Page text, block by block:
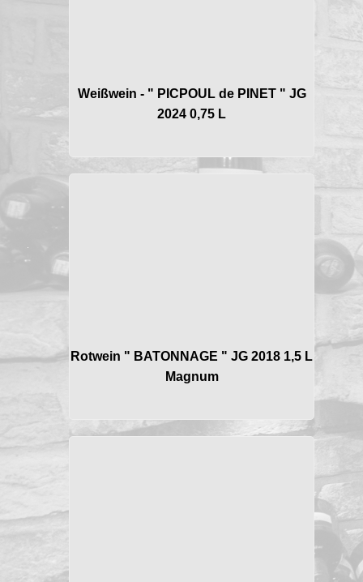
Weißwein - " PICPOUL de PINET " JG
2024 0,75 L
Rotwein " BATONNAGE " JG 2018 1,5 L
Magnum